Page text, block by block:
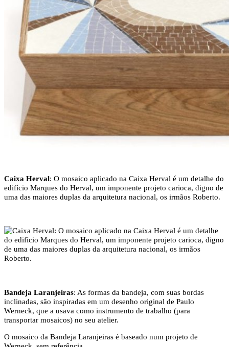
Caixa Herval: O mosaico aplicado na Caixa Herval é um detalhe do
edifício Marques do Herval, um imponente projeto carioca, digno de
uma das maiores duplas da arquitetura nacional, os irmãos Roberto.
Bandeja Laranjeiras: As formas da bandeja, com suas bordas
inclinadas, são inspiradas em um desenho original de Paulo
Werneck, que a usava como instrumento de trabalho (para
transportar mosaicos) no seu atelier.
O mosaico da Bandeja Laranjeiras é baseado num projeto de